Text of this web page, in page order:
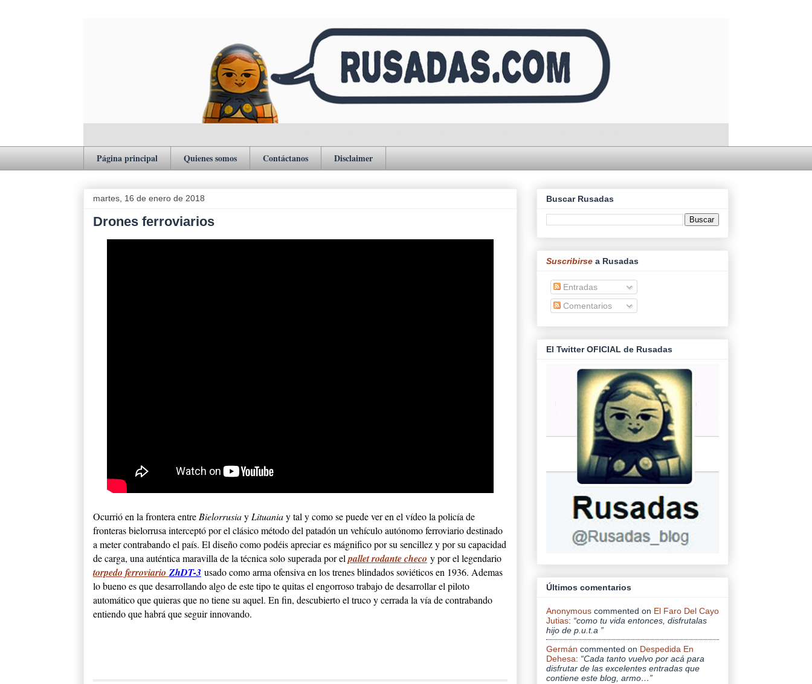
Página principal Quienes somos Contáctanos Disclaimer
martes, 16 de enero de 2018
Drones ferroviarios
Ocurrió en la frontera entre Bielorrusiay Lituaniay tal y como se puede ver en el vídeo la policía de
fronteras bielorrusa interceptó por el clásico método del patadón un vehículo autónomo ferroviario destinado
a meter contrabando el país. El diseño como podéis apreciar es mágnifico por su sencillez y por su capacidad
de carga, una auténtica maravilla de la técnica solo superada por el pallet rodante checo y por el legendario
torpedo ferroviarioZhDT-3 usado como arma ofensiva en los trenes blindados soviéticos en 1936. Ademas
lo bueno es que desarrollando algo de este tipo te quitas el engorroso trabajo de desarrollar el piloto
automático que quieras que no tiene su aquel. En fin, descubierto el truco y cerrada la vía de contrabando
entiendo que habrá que seguir innovando.
Buscar Rusadas
Suscribirse a Rusadas
Entradas
Comentarios
El Twitter OFICIAL de Rusadas
Últimos comentarios
Anonymous commented on El Faro Del Cayo
Jutias: “como tu vida entonces, disfrutalas
hijo de p.u.t.a ”
Germán commented on Despedida En
Dehesa: “Cada tanto vuelvo por acá para
disfrutar de las excelentes entradas que
contiene este blog, armo…”